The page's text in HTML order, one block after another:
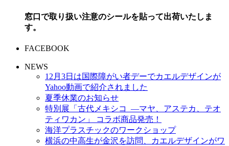
窓口で取り扱い注意のシールを貼って出荷いたしま
す。
FACEBOOK
NEWS
12月3日は国際障がい者デーでカエルデザインが
Yahoo動画で紹介されました
夏季休業のお知らせ
特別展「古代メキシコ ―マヤ、アステカ、テオ
ティワカン」 コラボ商品発売！
海洋プラスチックのワークショップ
横浜の中高生が金沢を訪問、カエルデザインがワ